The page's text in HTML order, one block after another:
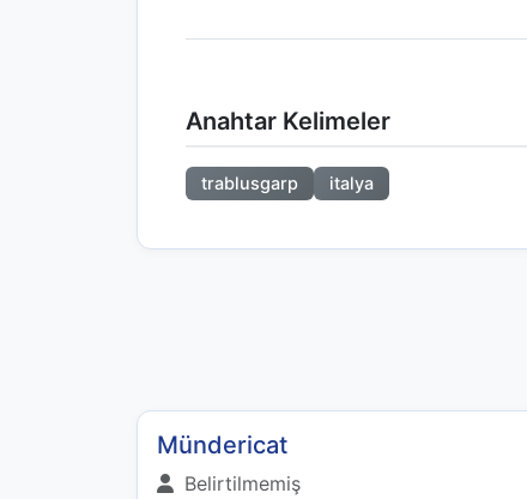
Anahtar Kelimeler
trablusgarp italya
Mündericat
Belirtilmemiş